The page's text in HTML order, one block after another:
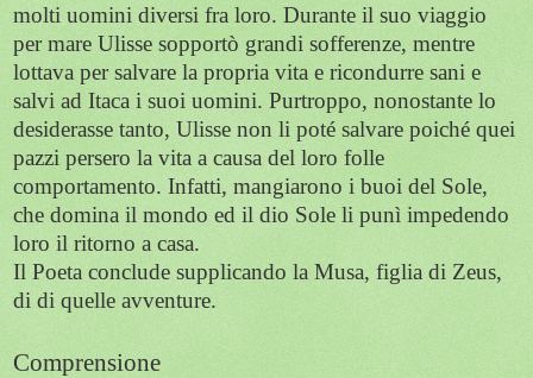
molti uomini diversi fra loro. Durante il suo viaggio
per mare Ulisse sopportò grandi sofferenze, mentre
lottava per salvare la propria vita e ricondurre sani e
salvi ad Itaca i suoi uomini. Purtroppo, nonostante lo
desiderasse tanto, Ulisse non li poté salvare poiché quei
pazzi persero la vita a causa del loro folle
comportamento. Infatti, mangiarono i buoi del Sole,
che domina il mondo ed il dio Sole li punì impedendo
loro il ritorno a casa.
Il Poeta conclude supplicando la Musa, figlia di Zeus,
di di quelle avventure.
Comprensione